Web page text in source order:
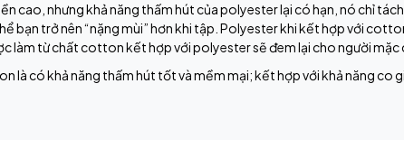
cao, nhưng khả năng thấm hút của polyester lại có hạn, nó chỉ
bạn trở nên “nặng mùi” hơn khi tập. Polyester khi kết hợp với
làm từ chất cotton kết hợp với polyester sẽ đem lại cho người mặc
là có khả năng thấm hút tốt và mềm mại; kết hợp với khả năng co